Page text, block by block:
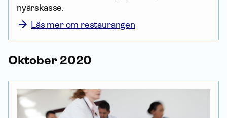
nyårskasse.
Läs mer om restaurangen
Oktober 2020